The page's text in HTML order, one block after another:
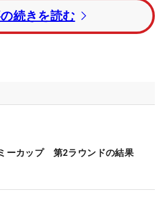
ントリーゴルフクラブ（北海
ー72＞
で“無期限休養”を発表した成
の場となった翌12月のイベン
続きを読む
ーカップ 第2ラウンドの結果